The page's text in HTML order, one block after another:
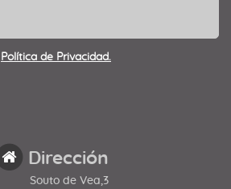
Política de Privacidad.
Dirección
Souto de Vea,3